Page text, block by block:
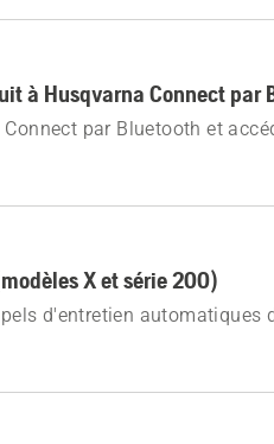
à Husqvarna Connect par
par Bluetooth et
à jour en temps réel, des
X et série 200)
d'entretien automatiques
guide fournit des